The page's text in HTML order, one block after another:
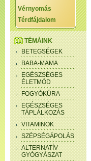
Vérnyomás
Térdfájdalom
TÉMÁINK
BETEGSÉGEK
BABA-MAMA
EGÉSZSÉGES
ÉLETMÓD
FOGYÓKÚRA
EGÉSZSÉGES
TÁPLÁLKOZÁS
VITAMINOK
SZÉPSÉGÁPOLÁS
ALTERNATÍV
GYÓGYÁSZAT